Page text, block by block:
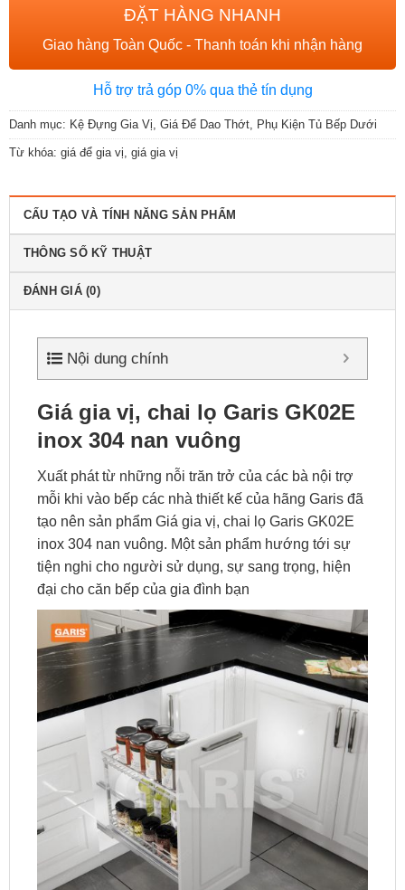
ĐẶT HÀNG NHANH
Giao hàng Toàn Quốc - Thanh toán khi nhận hàng
Hỗ trợ trả góp 0% qua thẻ tín dụng
Danh mục: Kệ Đựng Gia Vị, Giá Để Dao Thớt, Phụ Kiện Tủ Bếp Dưới
Từ khóa: giá để gia vị giá gia vị
CẤU TẠO VÀ TÍNH NĂNG SẢN PHẨM
THÔNG SỐ KỸ THUẬT
ĐÁNH GIÁ (0)
Nội dung chính
Giá gia vị, chai lọ Garis GK02E
inox 304 nan vuông
Xuất phát từ những nỗi trăn trở của các bà nội trợ
mỗi khi vào bếp các nhà thiết kế của hãng Garisđã
tạo nên sản phẩm Giá gia vị, chai lọ Garis GK02E
inox 304 nan vuông. Một sản phẩm hướng tới sự
tiện nghi cho người sử dụng, sự sang trọng, hiện
đại cho căn bếp của gia đình bạn